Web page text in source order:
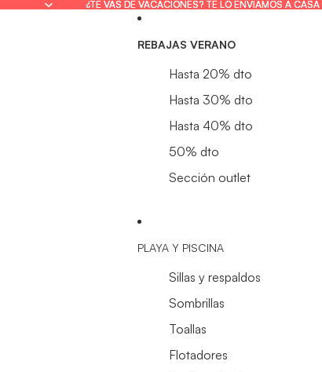
¿TE VAS DE VACACIONES? TE LO ENVIAMOS A
¿TE VAS DE VACACIONES? TE LO ENVIAMOS A
REBAJAS VERANO
Hasta 20% dto
Hasta 30% dto
Hasta 40% dto
50% dto
Sección outlet
PLAYA Y PISCINA
Sillas y respaldos
Sombrillas
Toallas
Flotadores